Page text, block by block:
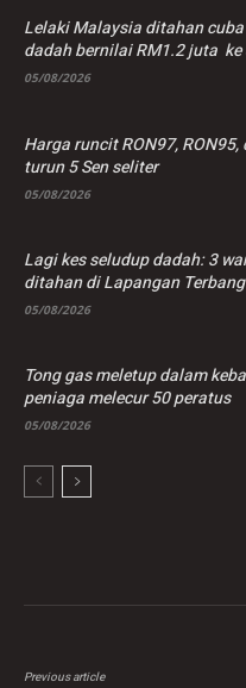
Lelaki Malaysia ditahan
dadah bernilai RM1.2 juta
05/08/2026
Harga runcit RON97,
turun 5 Sen seliter
05/08/2026
Lagi kes seludup dadah: 3
ditahan di Lapangan
05/08/2026
Tong gas meletup dalam
peniaga melecur 50 peratus
05/08/2026
Previous article